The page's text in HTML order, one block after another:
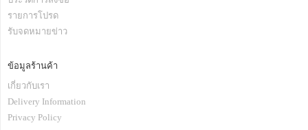
รายการโปรด
รับจดหมายข่าว
ข้อมูลร้านค้า
เกี่ยวกับเรา
Delivery Information
Privacy Policy